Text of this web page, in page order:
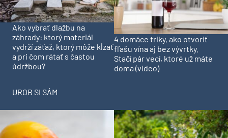
Ako vybrať dlažbu na
záhrady: ktorý materiál
vydrží záťaž, ktorý môže kĺzať
a pri čom rátať s častou
údržbou?
4 domáce triky, ako otvoriť
fľašu vína aj bez vývrtky.
Stačí pár vecí, ktoré už máte
doma (video)
UROB SI SÁM